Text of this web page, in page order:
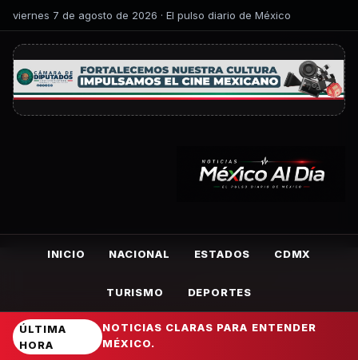
viernes 7 de agosto de 2026 · El pulso diario de México
INICIO NACIONAL ESTADOS CDMX
TURISMO DEPORTES
ÚLTIMA
HORA
NOTICIAS CLARAS PARA ENTENDER
MÉXICO.